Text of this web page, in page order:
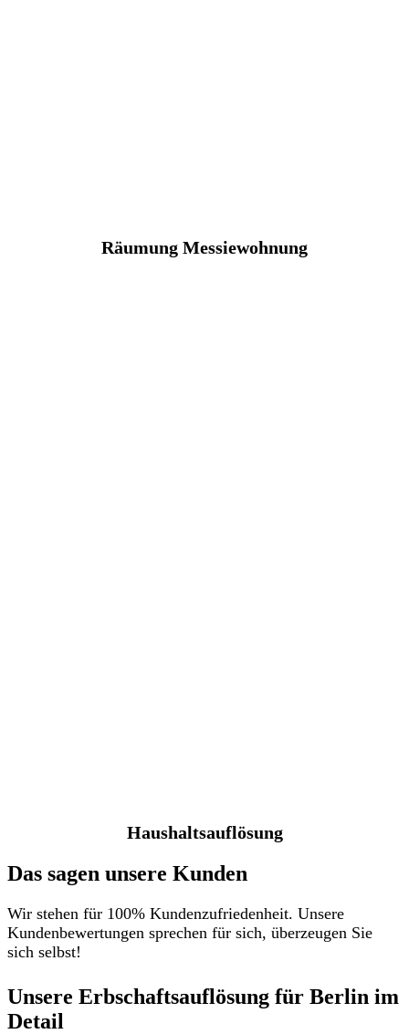
Räumung Messiewohnung
Haushaltsauflösung
Das sagen unsere Kunden
Wir stehen für 100% Kundenzufriedenheit. Unsere
Kundenbewertungen sprechen für sich, überzeugen Sie
sich selbst!
Unsere Erbschaftsauflösung für Berlin im
Detail​